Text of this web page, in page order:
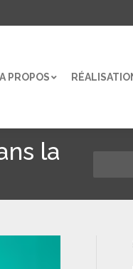
A PROPOS
la